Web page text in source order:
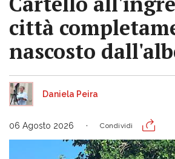
città
nascosto
Daniela Peira
06 Agosto 2026 Condividi